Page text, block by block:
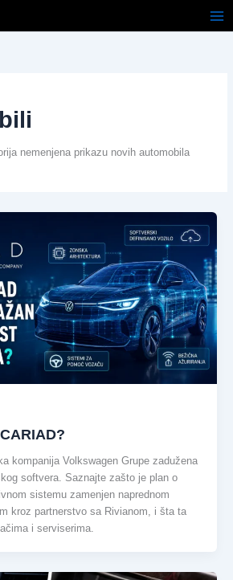
nemenjena prikazu novih automobila
kompanija Volkswagen Grupe zadužena
softvera. Saznajte zašto je plan o
sistemu zamenjen naprednom
kroz partnerstvo sa Rivianom, i šta ta
i serviserima.